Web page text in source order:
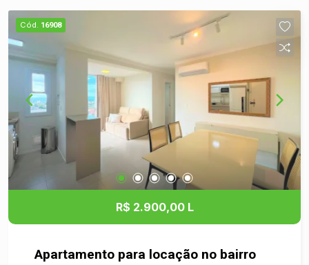
refeições com praticidade. - Sala de estar
aconchegante, ideal para momentos de lazer e
convivência com amigos e familiares. - Banheiro
com bom espaço e ventilação natural.
Localização: Situado no tranquilo e valorizado
bairro Santos Dumont, o apartamento oferece
fácil acesso a diversas comodidades, como
supermercados, farmácias, escolas e transporte
público. Um lugar ideal para quem deseja viver
com qualidade e conveniência. Não perca essa
oportunidade de viver em um excelente
apartamento no Santos Dumont! Entre em contato
conosco para agendar uma visita e conhecer o
Cód. 16908
R$ 2.900,00 L
Apartamento para locação no bairro